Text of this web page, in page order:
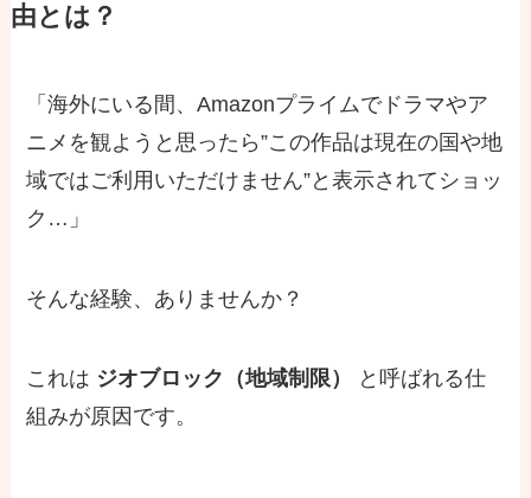
由とは？
「海外にいる間、Amazonプライムでドラマやア
ニメを観ようと思ったら”この作品は現在の国や地
域ではご利用いただけません”と表示されてショッ
ク…」
そんな経験、ありませんか？
これは ジオブロック（地域制限）
と呼ばれる仕
組みが原因です。